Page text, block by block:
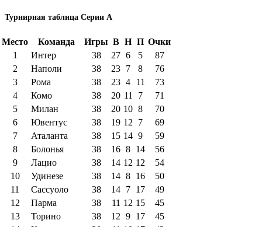
Турнирная таблица Серии А
Место Команда Игры В Н П Очки
1
Интер 38 27 6 5
87
2
Наполи 38 23 7 8
76
3
Рома 38 23 4 11
73
4
Комо 38 20 11 7
71
5
Милан 38 20 10 8
70
6
Ювентус 38 19 12 7
69
7
Аталанта 38 15 14 9
59
8
Болонья 38 16 8 14
56
9
Лацио 38 14 12 12
54
10
Удинезе 38 14 8 16
50
11
Сассуоло 38 14 7 17
49
12
Парма 38 11 12 15
45
13
Торино 38 12 9 17
45